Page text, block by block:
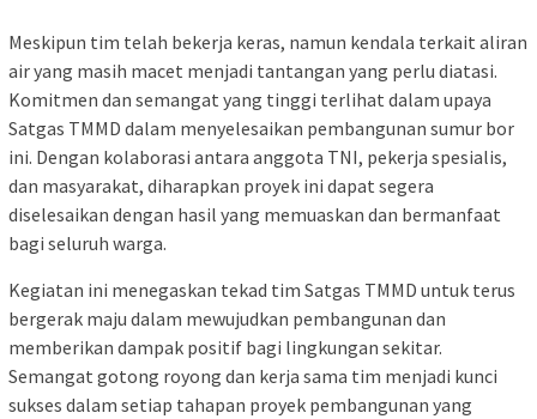
Meskipun tim telah bekerja keras, namun kendala terkait aliran
air yang masih macet menjadi tantangan yang perlu diatasi.
Komitmen dan semangat yang tinggi terlihat dalam upaya
Satgas TMMD dalam menyelesaikan pembangunan sumur bor
ini. Dengan kolaborasi antara anggota TNI, pekerja spesialis,
dan masyarakat, diharapkan proyek ini dapat segera
diselesaikan dengan hasil yang memuaskan dan bermanfaat
bagi seluruh warga.
Kegiatan ini menegaskan tekad tim Satgas TMMD untuk terus
bergerak maju dalam mewujudkan pembangunan dan
memberikan dampak positif bagi lingkungan sekitar.
Semangat gotong royong dan kerja sama tim menjadi kunci
sukses dalam setiap tahapan proyek pembangunan yang